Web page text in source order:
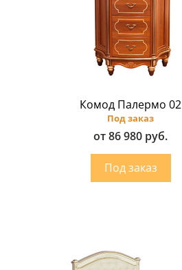
Комод Палермо 02
Под заказ
от 86 980 руб.